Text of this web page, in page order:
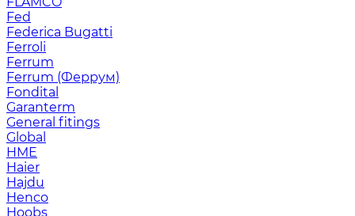
Fed
Federica Bugatti
Ferroli
Ferrum
Ferrum (Феррум)
Fondital
Garanterm
General fitings
Global
HME
Haier
Hajdu
Henco
Hoobs